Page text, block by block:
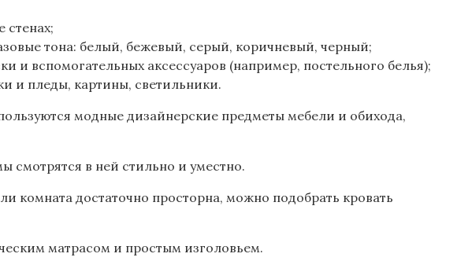
стенах;
тона: белый, бежевый, серый, коричневый, черный;
вспомогательных аксессуаров (например, постельного белья);
и пледы, картины, светильники.
модные дизайнерские предметы мебели и обихода,
смотрятся в ней стильно и уместно.
комната достаточно просторна, можно подобрать кровать
матрасом и простым изголовьем.